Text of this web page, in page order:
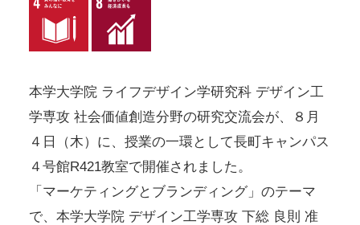
本学大学院 ライフデザイン学研究科 デザイン工
学専攻 社会価値創造分野の研究交流会が、８月
４日（木）に、授業の一環として長町キャンパス
４号館R421教室で開催されました。
「マーケティングとブランディング」のテーマ
で、本学大学院 デザイン工学専攻 下総 良則 准